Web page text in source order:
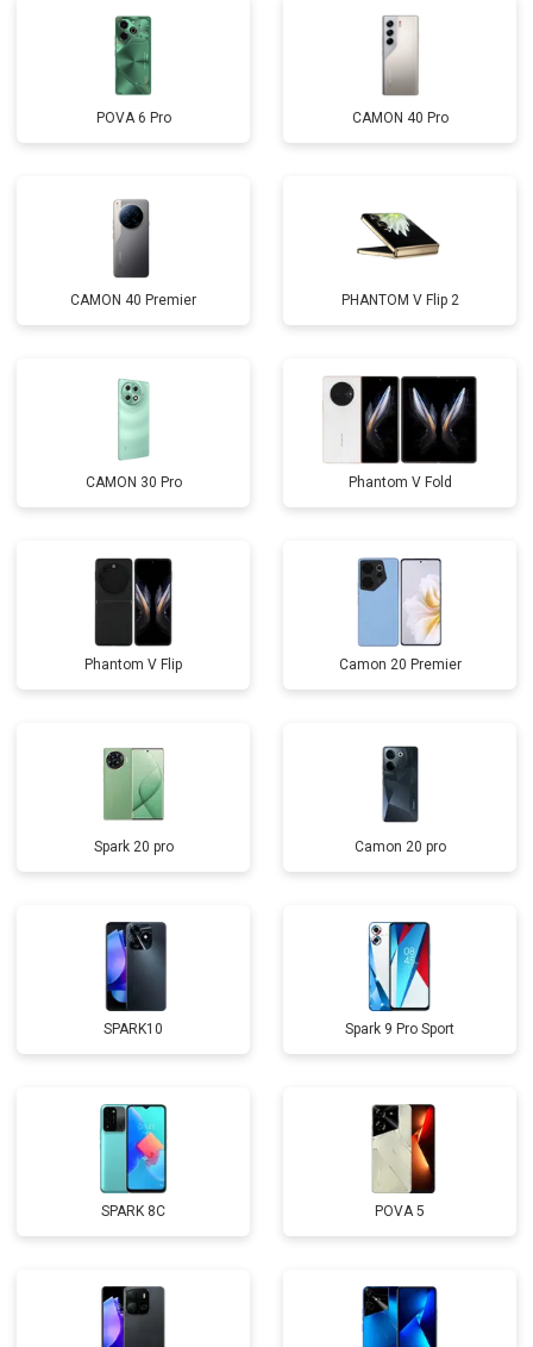
POVA 6 Pro CAMON 40 Pro
CAMON 40 Premier PHANTOM V Flip 2
CAMON 30 Pro Phantom V Fold
Phantom V Flip Camon 20 Premier
Spark 20 pro Camon 20 pro
SPARK10 Spark 9 Pro Sport
SPARK 8C POVA 5